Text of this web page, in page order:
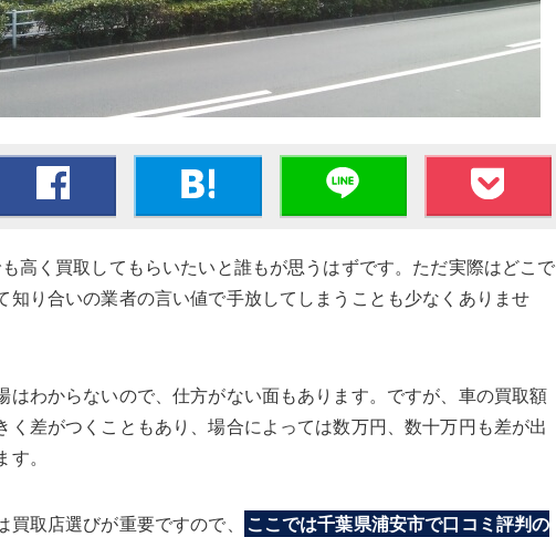
高く買取してもらいたいと誰もが思うはずです。ただ実際はどこで
知り合いの業者の言い値で手放してしまうことも少なくありませ
はわからないので、仕方がない面もあります。ですが、車の買取額
く差がつくこともあり、場合によっては数万円、数十万円も差が出
。
取店選びが重要ですので、
ここでは千葉県浦安市で口コミ評判の